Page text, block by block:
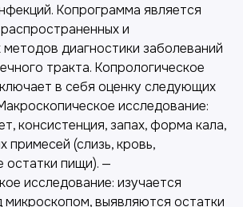
Копрограмма является
и
диагностики заболеваний
тракта. Копрологическое
в себя оценку следующих
исследование:
консистенция, запах, форма кала,
примесей (слизь, кровь,
остатки пищи). —
исследование: изучается
микроскопом, выявляются остатки